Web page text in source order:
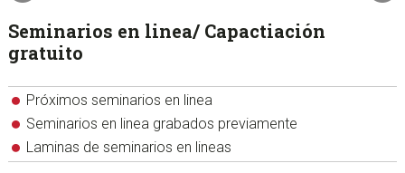
Seminarios en linea/ Capactiación
gratuito
Próximos seminarios en linea
Seminarios en linea grabados previamente
Laminas de seminarios en lineas